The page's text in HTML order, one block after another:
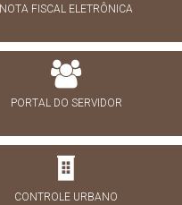
NOTA FISCAL ELETRÔNICA
PORTAL DO SERVIDOR
CONTROLE URBANO